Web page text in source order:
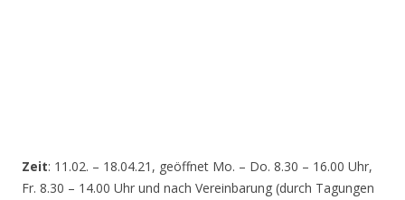
Zeit: 11.02. – 18.04.21, geöffnet Mo. – Do. 8.30 – 16.00 Uhr,
Fr. 8.30 – 14.00 Uhr und nach Vereinbarung (durch Tagungen